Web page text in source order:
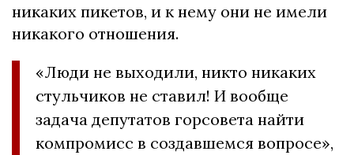
никаких пикетов, и к нему они не имели
никакого отношения.
«Люди не выходили, никто никаких
стульчиков не ставил! И вообще
задача депутатов горсовета найти
компромисс в создавшемся вопросе»,